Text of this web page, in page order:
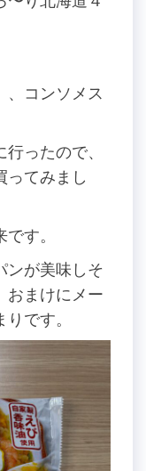
、コンソメス
ったので、
ってみまし
す。
ンが美味しそ
おまけにメー
です。